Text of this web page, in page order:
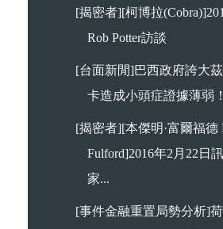
[揭密者][柯博拉
Rob Potter訪談
[台面新閒]巴西政府誇大
卡造成小頭症證據薄弱！
[揭密者][本傑明·富爾福德
Fulford]2016年2月22日
家...
[事件金融重置局勢分析]